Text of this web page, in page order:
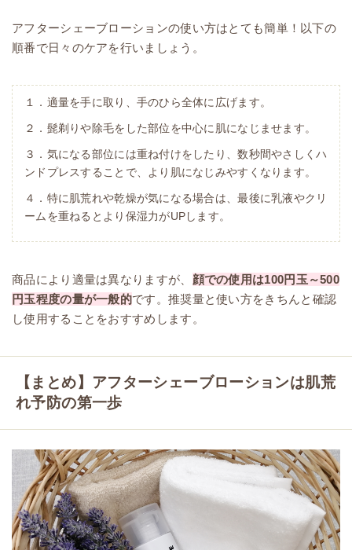
アフターシェーブローションの使い方はとても簡単！以下の
順番で日々のケアを行いましょう。
１．適量を手に取り、手のひら全体に広げます。
２．髭剃りや除毛をした部位を中心に肌になじませます。
３．気になる部位には重ね付けをしたり、数秒間やさしくハ
ンドプレスすることで、より肌になじみやすくなります。
４．特に肌荒れや乾燥が気になる場合は、最後に乳液やクリ
ームを重ねるとより保湿力がUPします。
商品により適量は異なりますが、 顔での使用は100円玉～500
円玉程度の量が一般的です。推奨量と使い方をきちんと確認
し使用することをおすすめします。
【まとめ】アフターシェーブローションは肌荒
れ予防の第一歩